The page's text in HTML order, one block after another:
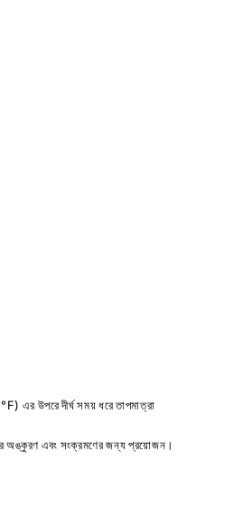
এর উপরে দীর্ঘ সময় ধরে তাপমাত্রা
অঙ্কুরণ এবং সংক্রমণের জন্য প্রয়োজন।